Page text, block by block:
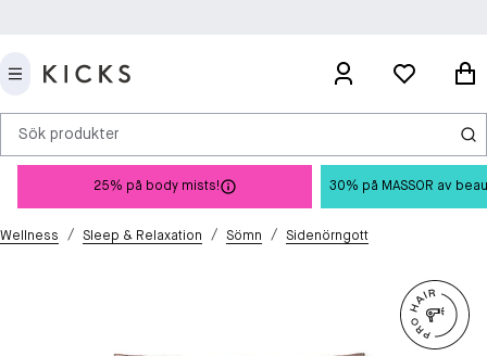
Sök produkter
25% på body mists! 30% på MASSOR av
Wellness / Sleep & Relaxation / Sömn / Sidenörngott